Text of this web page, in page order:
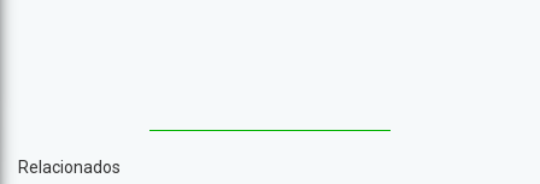
Relacionados